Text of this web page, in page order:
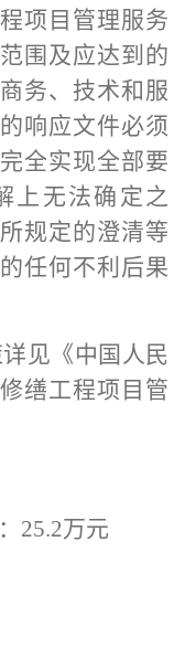
项目管理服务
围及应达到的
务、技术和服
响应文件必须
全实现全部要
上无法确定之
规定的澄清等
任何不利后果
见《中国人民
缮工程项目管
25.2万元